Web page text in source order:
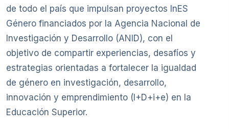
de todo el país que impulsan proyectos InES
Género financiados por la Agencia Nacional de
Investigación y Desarrollo (ANID), con el
objetivo de compartir experiencias, desafíos y
estrategias orientadas a fortalecer la igualdad
de género en investigación, desarrollo,
innovación y emprendimiento (I+D+i+e) en la
Educación Superior.